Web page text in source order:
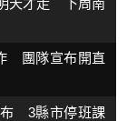
天才走 下周南
團隊宣布開直
布 3縣市停班課